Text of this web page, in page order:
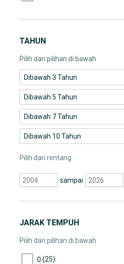
BMW 328i
TAHUN
Pilih dari pilihan di bawah
Dibawah 3 Tahun
Dibawah 5 Tahun
Dibawah 7 Tahun
Dibawah 10 Tahun
Pilih dari rentang
sampai
JARAK TEMPUH
Pilih dari pilihan di bawah
0 (25)